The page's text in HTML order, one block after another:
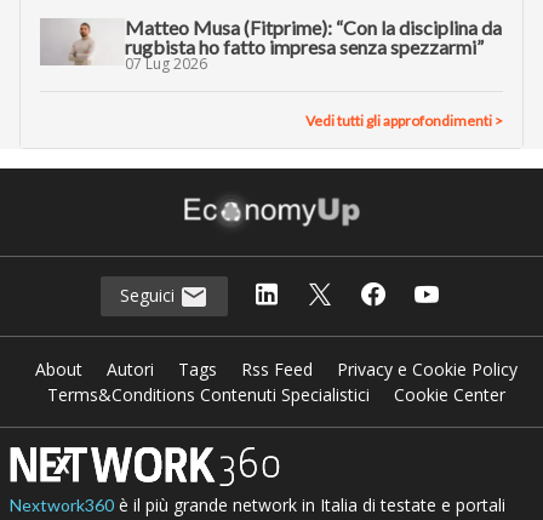
Matteo Musa (Fitprime): “Con la disciplina da
rugbista ho fatto impresa senza spezzarmi”
07 Lug 2026
Vedi tutti gli approfondimenti >
Seguici
About Autori Tags Rss Feed
Privacy e Cookie Policy
Terms&Conditions Contenuti Specialistici
Cookie Center
Nextwork360è il più grande network in Italia di testate e portali